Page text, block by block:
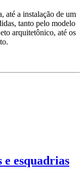
até a instalação de um
tanto pelo modelo
arquitetônico, até os
esquadrias